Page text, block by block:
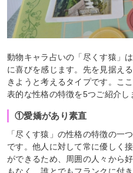
動物キャラ占いの「尽くす猿」
に喜びを感じます。先を見据え
きようと考えるタイプです。こ
表的な性格の特徴を5つご紹介し
①愛嬌があり素直
「尽くす猿」の性格の特徴の一
です。他人に対して常に優しく
ができるため、周囲の人々から